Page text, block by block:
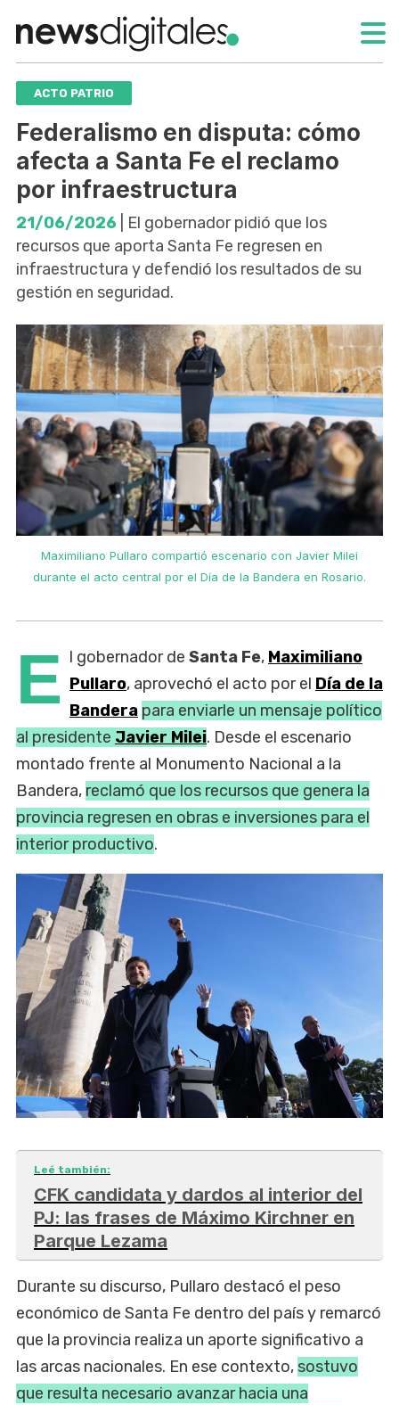
ACTO PATRIO
Federalismo en disputa: cómo
afecta a Santa Fe el reclamo
por infraestructura
21/06/2026 | El gobernador pidió que los
recursos que aporta Santa Fe regresen en
infraestructura y defendió los resultados de su
gestión en seguridad.
Maximiliano Pullaro compartió escenario con Javier Milei
durante el acto central por el Día de la Bandera en Rosario.
E l gobernador de Santa Fe, Maximiliano
Pullaro, aprovechó el acto por el Día de la
Bandera para enviarle un mensaje político
al presidente Javier Milei. Desde el escenario
montado frente al Monumento Nacional a la
Bandera, reclamó que los recursos que genera la
provincia regresen en obras e inversiones para el
interior productivo.
Leé también:
CFK candidata y dardos al interior del
PJ: las frases de Máximo Kirchner en
Parque Lezama
Durante su discurso, Pullaro destacó el peso
económico de Santa Fe dentro del país y remarcó
que la provincia realiza un aporte significativo a
las arcas nacionales. En ese contexto, sostuvo
que resulta necesario avanzar hacia una